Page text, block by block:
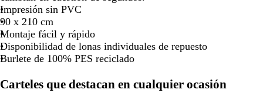
Impresión sin PVC
90 x 210 cm
Montaje fácil y rápido
Disponibilidad de lonas individuales de repuesto
Burlete de 100% PES reciclado
Carteles que destacan en cualquier ocasión